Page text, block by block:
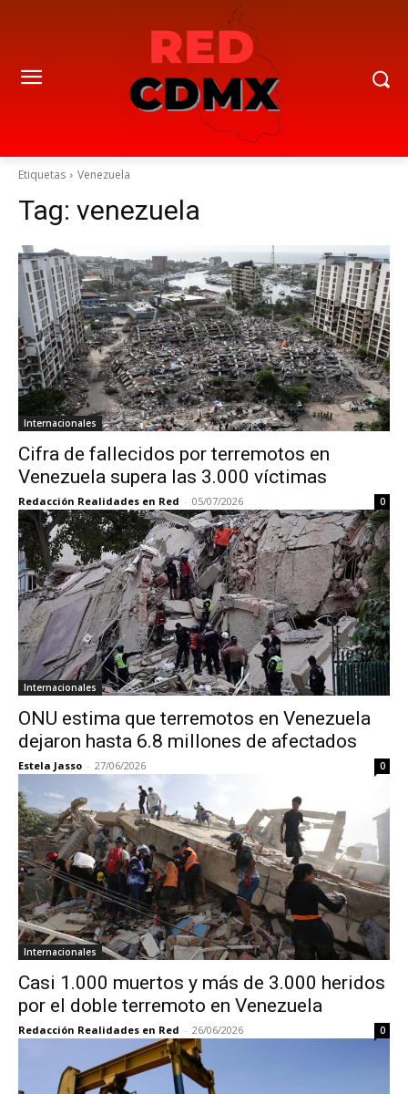
Etiquetas Venezuela
Tag: venezuela
Internacionales
Cifra de fallecidos por terremotos en
Venezuela supera las 3.000 víctimas
Redacción Realidades en Red - 05/07/2026 0
Internacionales
ONU estima que terremotos en Venezuela
dejaron hasta 6.8 millones de afectados
Estela Jasso - 27/06/2026 0
Internacionales
Casi 1.000 muertos y más de 3.000 heridos
por el doble terremoto en Venezuela
Redacción Realidades en Red - 26/06/2026 0